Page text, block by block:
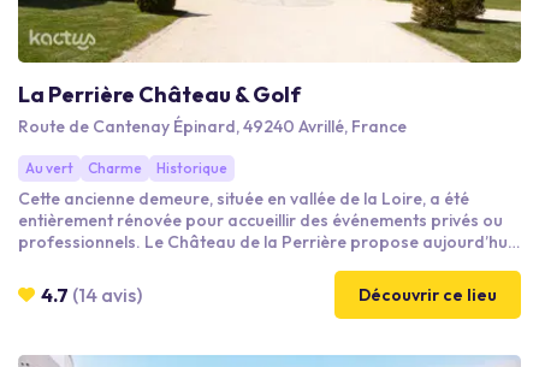
La Perrière Château & Golf
Route de Cantenay Épinard, 49240 Avrillé, France
Au vert Charme Historique
Cette ancienne demeure, située en vallée de la Loire, a été
entièrement rénovée pour accueillir des événements privés ou
professionnels. Le Château de la Perrière propose aujourd’hui
Faites-nous confiance, nous saurons vous conseiller pour créer
un événement réussi et qui vous ressemble!
4.7 (14 avis) Découvrir ce lieu